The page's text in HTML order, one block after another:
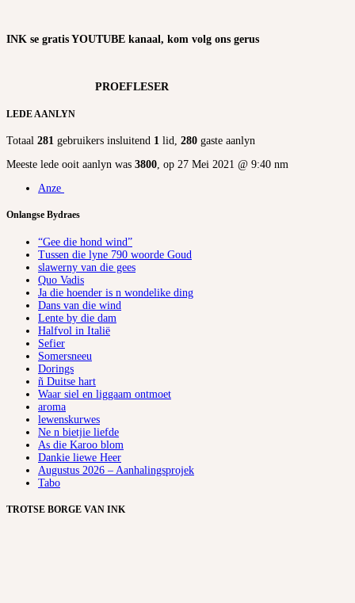
INK se gratis YOUTUBE kanaal, kom volg ons gerus
PROEFLESER
LEDE AANLYN
Totaal 281 gebruikers insluitend 1 lid, 280 gaste aanlyn
Meeste lede ooit aanlyn was 3800, op 27 Mei 2021 @ 9:40 nm
Anze
Onlangse Bydraes
“Gee die hond wind”
Tussen die lyne 790 woorde Goud
slawerny van die gees
Quo Vadis
Ja die hoender is n wondelike ding
Dans van die wind
Lente by die dam
Halfvol in Italië
Sefier
Somersneeu
Dorings
ñ Duitse hart
Waar siel en liggaam ontmoet
aroma
lewenskurwes
Ne n bietjie liefde
As die Karoo blom
Dankie liewe Heer
Augustus 2026 – Aanhalingsprojek
Tabo
TROTSE BORGE VAN INK